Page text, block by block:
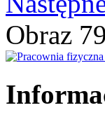
Obraz